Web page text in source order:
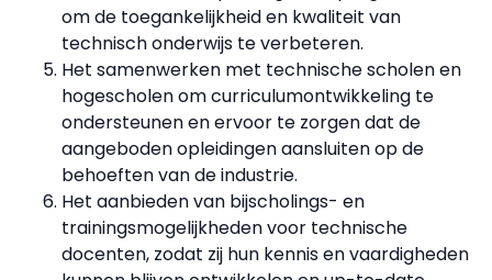
om de toegankelijkheid en kwaliteit van
technisch onderwijs te verbeteren.
Het samenwerken met technische scholen en
hogescholen om curriculumontwikkeling te
ondersteunen en ervoor te zorgen dat de
aangeboden opleidingen aansluiten op de
behoeften van de industrie.
Het aanbieden van bijscholings- en
trainingsmogelijkheden voor technische
docenten, zodat zij hun kennis en vaardigheden